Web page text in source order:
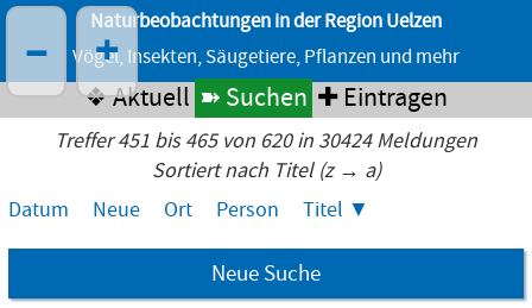
Naturbeobachtungen in der Region Uelzen
Vögel, Insekten, Säugetiere, Pflanzen und mehr
❖ Aktuell ➽ Suchen ✚ Eintragen
Treffer 451 bis 465 von 620 in 30424 Meldungen
Sortiert nach Titel (z → a)
Datum
Neue Ort Person Titel
Neue Suche
– +